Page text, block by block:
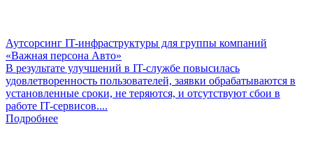
Аутсорсинг IT-инфраструктуры для группы компаний
«Важная персона Авто»
В результате улучшений в IT-службе повысилась
удовлетворенность пользователей, заявки обрабатываются в
установленные сроки, не теряются, и отсутствуют сбои в
работе IT-сервисов....
Подробнее